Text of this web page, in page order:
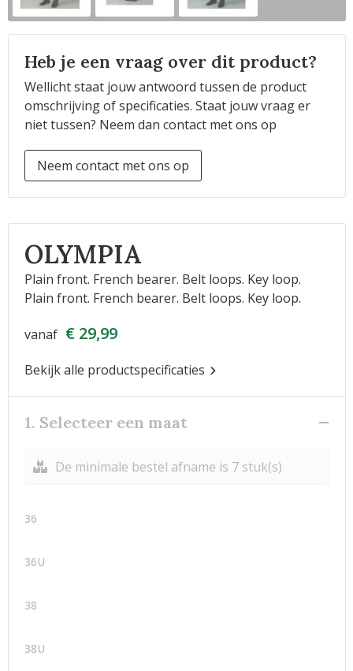
Heb je een vraag over dit product?
Wellicht staat jouw antwoord tussen de product
omschrijving of specificaties. Staat jouw vraag er
niet tussen? Neem dan contact met ons op
Neem contact met ons op
OLYMPIA
Plain front. French bearer. Belt loops. Key loop.
Plain front. French bearer. Belt loops. Key loop.
vanaf € 29,99
Bekijk alle productspecificaties
1. Selecteer een maat
De minimale bestel afname is 7 stuk(s)
36
36U
38
38U